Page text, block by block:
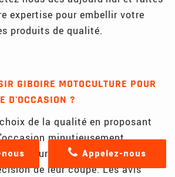
expertise pour embellir votre
produits de qualité.
GIBOIRE MOTOCULTURE POUR
D'OCCASION ?
de la qualité en proposant
minutieusement
pour leur moteur, leur état
de leur coupe. Les avis
Appelez-nous